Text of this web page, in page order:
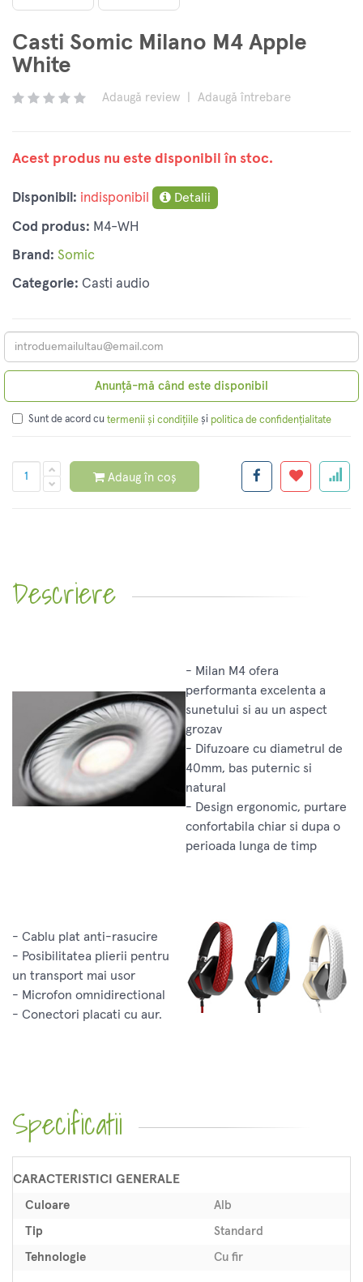
Casti Somic Milano M4 Apple
White
Adaugă review Adaugă întrebare
Acest produs nu este disponibil în stoc.
Disponibil: indisponibil Detalii
Cod produs: M4-WH
Brand: Somic
Categorie: Casti audio
Anunță-mă când este disponibil
Sunt de acord cu termenii și condițiile și politica de confidențialitate
Adaug în coș
Descriere
- Milan M4 ofera
performanta excelenta a
sunetului si au un aspect
grozav
- Difuzoare cu diametrul de
40mm, bas puternic si
natural
- Design ergonomic, purtare
confortabila chiar si dupa o
perioada lunga de timp
- Cablu plat anti-rasucire
- Posibilitatea plierii pentru
un transport mai usor
- Microfon omnidirectional
- Conectori placati cu aur.
Specificatii
CARACTERISTICI GENERALE
Culoare Alb
Tip Standard
Tehnologie Cu fir